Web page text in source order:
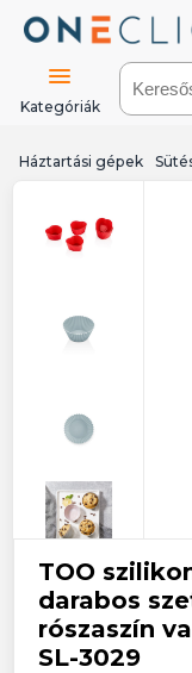
Kategóriák
Háztartási gépek
TOO
darabos
rószaszín
SL-3029